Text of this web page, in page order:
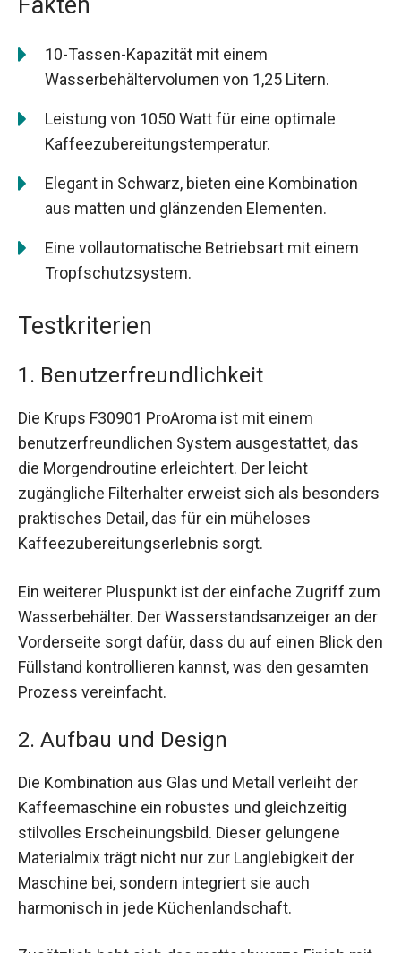
Fakten
10-Tassen-Kapazität mit einem
Wasserbehältervolumen von 1,25 Litern.
Leistung von 1050 Watt für eine optimale
Kaffeezubereitungstemperatur.
Elegant in Schwarz, bieten eine Kombination
aus matten und glänzenden Elementen.
Eine vollautomatische Betriebsart mit einem
Tropfschutzsystem.
Testkriterien
1. Benutzerfreundlichkeit
Die Krups F30901 ProAroma ist mit einem
benutzerfreundlichen System ausgestattet, das
die Morgendroutine erleichtert. Der leicht
zugängliche Filterhalter erweist sich als besonders
praktisches Detail, das für ein müheloses
Kaffeezubereitungserlebnis sorgt.
Ein weiterer Pluspunkt ist der einfache Zugriff zum
Wasserbehälter. Der Wasserstandsanzeiger an der
Vorderseite sorgt dafür, dass du auf einen Blick den
Füllstand kontrollieren kannst, was den gesamten
Prozess vereinfacht.
2. Aufbau und Design
Die Kombination aus Glas und Metall verleiht der
Kaffeemaschine ein robustes und gleichzeitig
stilvolles Erscheinungsbild. Dieser gelungene
Materialmix trägt nicht nur zur Langlebigkeit der
Maschine bei, sondern integriert sie auch
harmonisch in jede Küchenlandschaft.